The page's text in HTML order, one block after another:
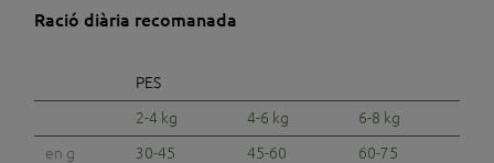
Ració diària recomanada
PES
2-4 kg
4-6 kg
6-8 kg
en g
30-45 45-60 60-75